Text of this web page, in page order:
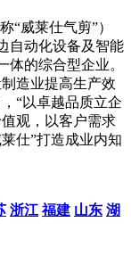
“威莱仕气剪”）
自动化设备及智能
的综合型企业。
造业提高生产效
“以卓越品质立企
观，以客户需求
仕”打造成业内知
浙江 福建 山东 湖